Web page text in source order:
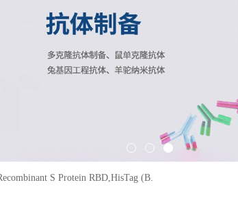
S Protein RBD,HisTag (B.